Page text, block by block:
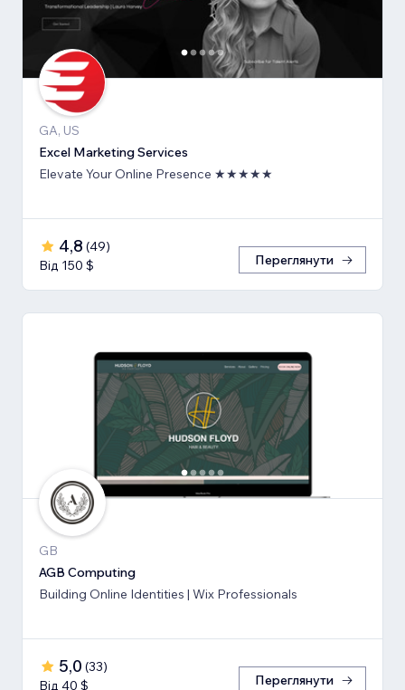
GA, US
Excel Marketing Services
Elevate Your Online Presence ★★★★★
4,8 (49)
Від 150 $
Переглянути
GB
AGB Computing
Building Online Identities | Wix Professionals
5,0 (33)
Від 40 $
Переглянути